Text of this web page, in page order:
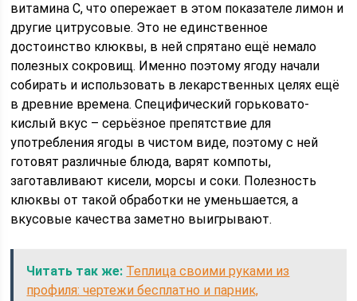
витамина С, что опережает в этом показателе лимон и
другие цитрусовые. Это не единственное
достоинство клюквы, в ней спрятано ещё немало
полезных сокровищ. Именно поэтому ягоду начали
собирать и использовать в лекарственных целях ещё
в древние времена. Специфический горьковато-
кислый вкус – серьёзное препятствие для
употребления ягоды в чистом виде, поэтому с ней
готовят различные блюда, варят компоты,
заготавливают кисели, морсы и соки. Полезность
клюквы от такой обработки не уменьшается, а
вкусовые качества заметно выигрывают.
Читать так же: Теплица своими руками из
профиля: чертежи бесплатно и парник,